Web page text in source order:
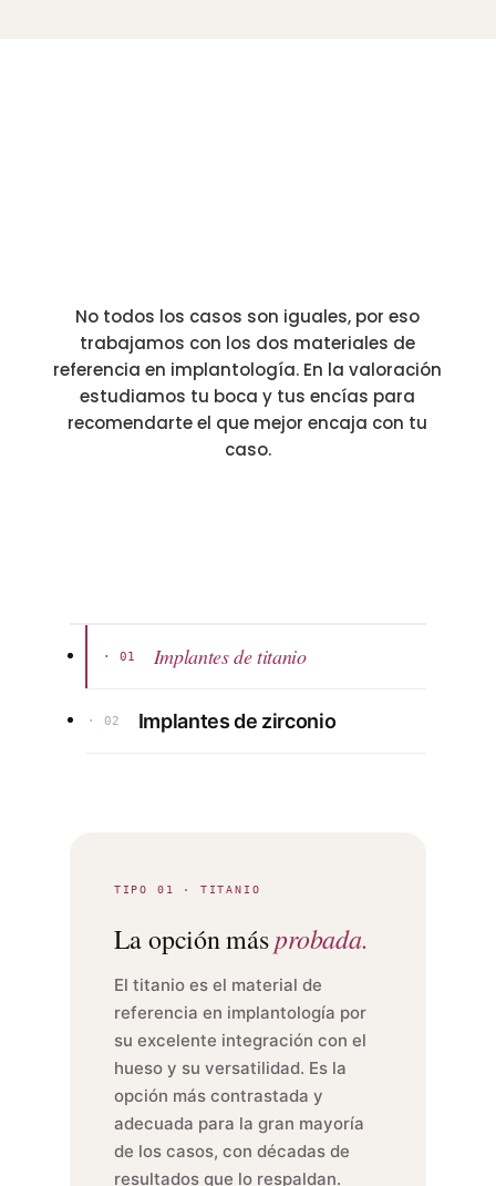
No todos los casos son iguales, por eso
trabajamos con los dos materiales de
referencia en implantología. En la valoración
estudiamos tu boca y tus encías para
recomendarte el que mejor encaja con tu
caso.
· 01 Implantes de titanio
· 02 Implantes de zirconio
TIPO 01 · TITANIO
La opción másprobada.
El titanio es el material de
referencia en implantología por
su excelente integración con el
hueso y su versatilidad. Es la
opción más contrastada y
adecuada para la gran mayoría
de los casos, con décadas de
resultados que lo respaldan.